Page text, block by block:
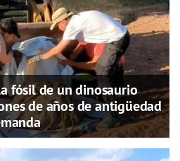
fósil de un dinosaurio
de años de antigüedad